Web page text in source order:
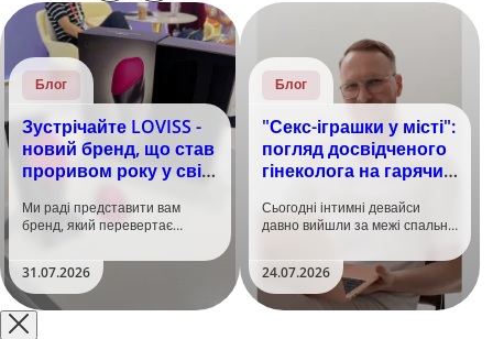
Блог
Зустрічайте LOVISS -
новий бренд, що став
проривом року у світі
Ми раді представити вам
бренд, який перевертає
та вже встиг стати сенсацією
на міжнародній виставці API
Shanghai-2026!​LOVISS - це
поєднання унікальної естетики
та бездога..
31.07.2026
Блог
"Секс-іграшки у місті":
погляд досвідченого
гінеколога на гарячий
Сьогодні інтимні девайси
давно вийшли за межі спальні.
безшумні моторчики та
стильний дизайн перетворили
їх на гаджет, який багато хто
використовує, тестує у
24.07.2026